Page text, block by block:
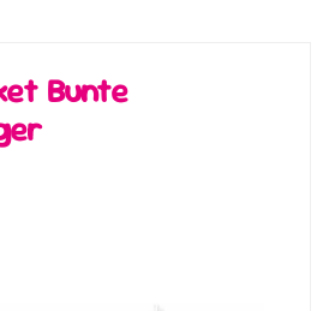
Bunte